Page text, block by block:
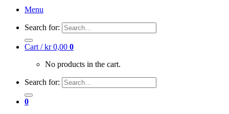
Menu
Search for:
Cart /kr0,00 0
No products in the cart.
Search for:
0